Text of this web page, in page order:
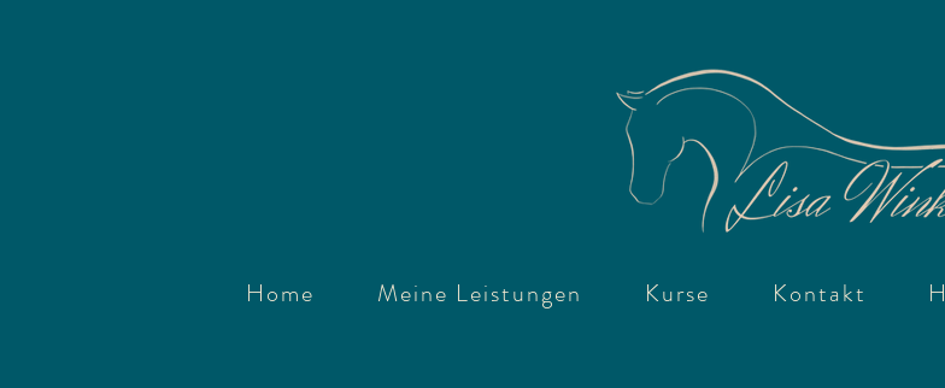
Home Meine Leistungen Kurse Kontakt